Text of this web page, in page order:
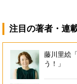
注目の著者・連
藤川里絵
う！」